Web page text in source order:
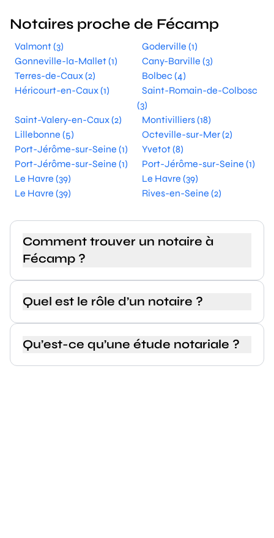
Notaires proche de Fécamp
Valmont (3)
Goderville (1)
Gonneville-la-Mallet (1)
Cany-Barville (3)
Terres-de-Caux (2)
Bolbec (4)
Héricourt-en-Caux (1)
Saint-Romain-de-Colbosc
(3)
Saint-Valery-en-Caux (2)
Montivilliers (18)
Lillebonne (5)
Octeville-sur-Mer (2)
Port-Jérôme-sur-Seine (1)
Yvetot (8)
Port-Jérôme-sur-Seine (1)
Port-Jérôme-sur-Seine (1)
Le Havre (39)
Le Havre (39)
Le Havre (39)
Rives-en-Seine (2)
Comment trouver un notaire à
Fécamp ?
Quel est le rôle d’un notaire ?
Qu’est-ce qu’une étude notariale ?